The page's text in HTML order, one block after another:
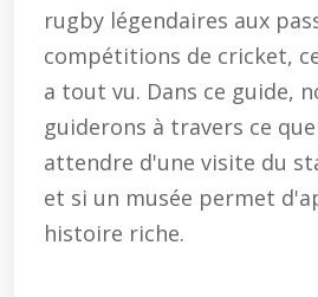
rugby légendaires aux
compétitions de cricket,
a tout vu. Dans ce guide,
guiderons à travers ce
attendre d'une visite du
et si un musée permet
histoire riche.